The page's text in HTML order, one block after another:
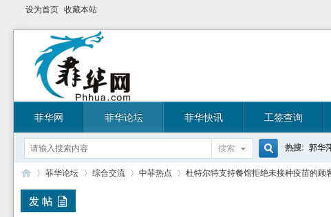
设为首页 收藏本站
菲华网 菲华论坛 菲华快讯 工签查询
搜索
搜
热搜: 郭华
菲华论坛 综合交流 中菲热点 杜特尔特支持餐馆拒绝未接种疫苗的顾